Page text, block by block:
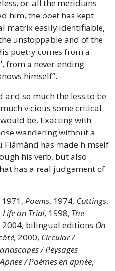
on all the meridians
him, the poet has kept
matrix easily identifiable,
unstoppable and of the
poetry comes from a
from a never-ending
himself’’.
so much the less to be
vicious some critical
be. Exacting with
wandering without a
has made himself
his verb, but also
has a real judgement of
1971, Poems, 1974, Cuttings,
Life on Trial, 1998, The
2004, bilingual editions On
, 2000, Circular /
/ Peysages
/ Poèmes en apnée,